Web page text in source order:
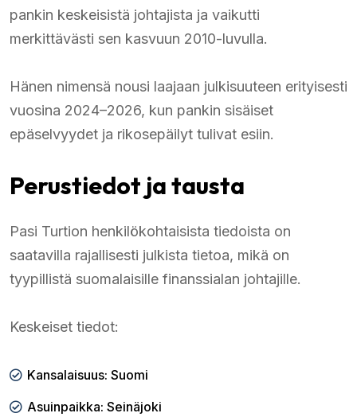
pankin keskeisistä johtajista ja vaikutti
merkittävästi sen kasvuun 2010-luvulla.
Hänen nimensä nousi laajaan julkisuuteen erityisesti
vuosina 2024–2026, kun pankin sisäiset
epäselvyydet ja rikosepäilyt tulivat esiin.
Perustiedot ja tausta
Pasi Turtion henkilökohtaisista tiedoista on
saatavilla rajallisesti julkista tietoa, mikä on
tyypillistä suomalaisille finanssialan johtajille.
Keskeiset tiedot:
Kansalaisuus: Suomi
Asuinpaikka: Seinäjoki